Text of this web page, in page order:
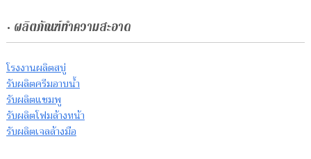
• ผลิตภัณฑ์ทำความสะอาด
โรงงานผลิตสบู่
รับผลิตครีมอาบน้ำ
รับผลิตแชมพู
รับผลิตโฟมล้างหน้า
รับผลิตเจลล้างมือ